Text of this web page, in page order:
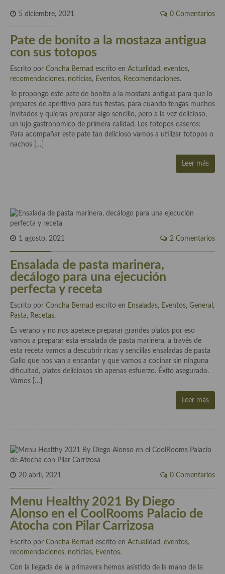
Sales y polvos
Salsas y mojos
Adobos
Aperitivos
Bebidas
Bocadillos, hamburguesas, sándwich, emparedados, tostas y
demás
Entrantes y primeros platos
Quínoa
Arroces Y fideuás
Legumbres y cereales
Cuscús
Huevos
Masas elaboradas con harina, pizzas, quiches y demás
Plato principal
Postres y dulces
Quesos, recetas
Salazones y encurtidos
Recetas Especiales
Recetas de Cuaresma
Recetas maridadas con los mejores AOVES
5 diciembre, 2021 0 Comentarios
Pate de bonito a la mostaza antigua
con sus totopos
Escrito por Concha Bernad escrito en Actualidad, eventos,
recomendaciones, noticias, Eventos, Recomendaciones.
Te propongo este pate de bonito a la mostaza antigua para que lo
prepares de aperitivo para tus fiestas, para cuando tengas muchos
invitados y quieras preparar algo sencillo, pero a la vez delicioso,
un lujo gastronomico de primera calidad. Los totopos caseros:
Para acompañar este pate tan delicioso vamos a utilizar totopos o
nachos […]
Leer más
1 agosto, 2021 2 Comentarios
Ensalada de pasta marinera,
decálogo para una ejecución
perfecta y receta
Escrito por Concha Bernad escrito en Ensaladas, Eventos, General ,
Pasta, Recetas.
Es verano y no nos apetece preparar grandes platos por eso
vamos a preparar esta ensalada de pasta marinera, a través de
esta receta vamos a descubrir ricas y sencillas ensaladas de pasta
Gallo que nos van a encantar y que vamos a cocinar sin ninguna
dificultad, platos deliciosos sin apenas esfuerzo. Éxito asegurado.
Vamos […]
Leer más
20 abril, 2021 0 Comentarios
Menu Healthy 2021 By Diego
Alonso en el CoolRooms Palacio de
Atocha con Pilar Carrizosa
Escrito por Concha Bernad escrito en Actualidad, eventos,
recomendaciones, noticias, Eventos.
Con la llegada de la primavera hemos asistido de la mano de la